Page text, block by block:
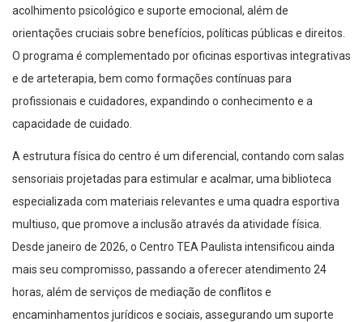
acolhimento psicológico e suporte emocional, além de
orientações cruciais sobre benefícios, políticas públicas e direitos.
O programa é complementado por oficinas esportivas integrativas
e de arteterapia, bem como formações contínuas para
profissionais e cuidadores, expandindo o conhecimento e a
capacidade de cuidado.
A estrutura física do centro é um diferencial, contando com salas
sensoriais projetadas para estimular e acalmar, uma biblioteca
especializada com materiais relevantes e uma quadra esportiva
multiuso, que promove a inclusão através da atividade física.
Desde janeiro de 2026, o Centro TEA Paulista intensificou ainda
mais seu compromisso, passando a oferecer atendimento 24
horas, além de serviços de mediação de conflitos e
encaminhamentos jurídicos e sociais, assegurando um suporte